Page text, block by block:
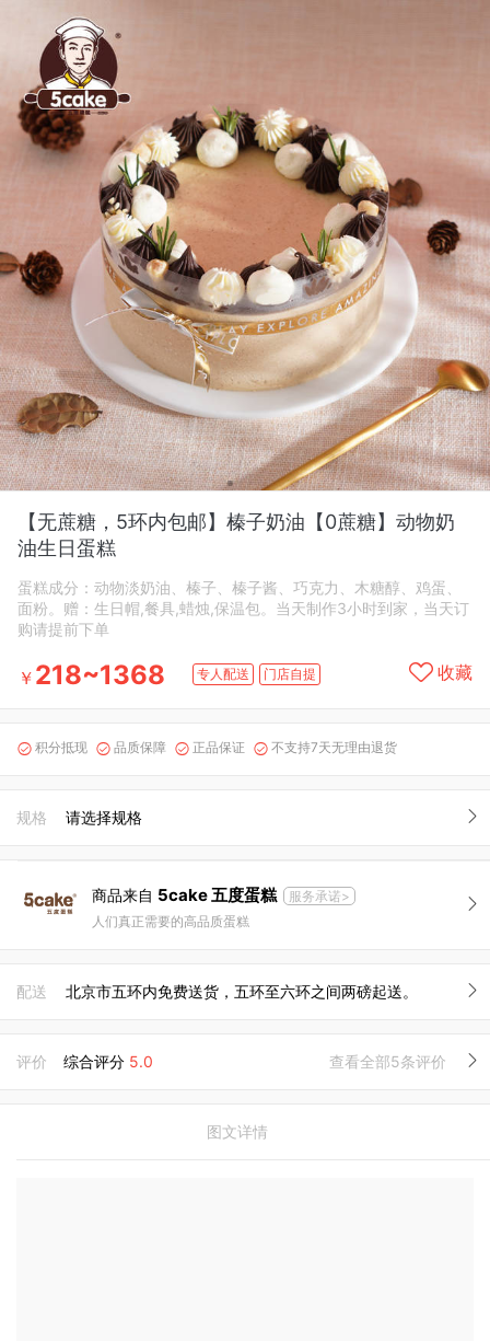
【无蔗糖，5环内包邮】榛子奶油【0蔗糖】动物奶
油生日蛋糕
蛋糕成分：动物淡奶油、榛子、榛子酱、巧克力、木糖醇、鸡蛋、
面粉。赠：生日帽,餐具,蜡烛,保温包。当天制作3小时到家，当天订
购请提前下单
￥ 218~1368 专人配送 门店自提 收藏
 积分抵现  品质保障  正品保证  不支持7天无理由退货
规格 请选择规格
商品来自 5cake 五度蛋糕
服务承诺>
人们真正需要的高品质蛋糕
配送 北京市五环内免费送货，五环至六环之间两磅起送。
评价 综合评分 5.0 查看全部5条评价
图文详情